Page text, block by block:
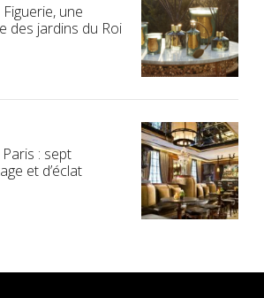
une
des jardins du Roi
: sept
et d’éclat